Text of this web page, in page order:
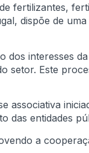
fertilizantes,
dispõe de
interesses
setor. Este
associativa
das entidades
a